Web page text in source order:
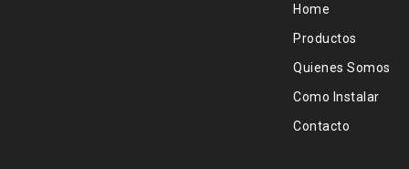
Home
Productos
Quienes Somos
Como Instalar
Contacto